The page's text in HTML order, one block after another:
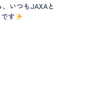
いつもJAXAと
す